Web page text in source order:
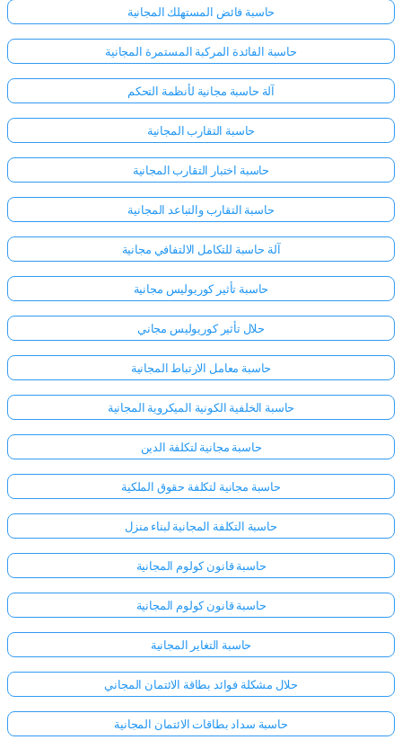
حاسبة فائض المستهلك المجانية
حاسبة الفائدة المركبة المستمرة المجانية
آلة حاسبة مجانية لأنظمة التحكم
حاسبة التقارب المجانية
حاسبة اختبار التقارب المجانية
حاسبة التقارب والتباعد المجانية
آلة حاسبة للتكامل الالتفافي مجانية
حاسبة تأثير كوريوليس مجانية
حلال تأثير كوريوليس مجاني
حاسبة معامل الارتباط المجانية
حاسبة الخلفية الكونية الميكروية المجانية
حاسبة مجانية لتكلفة الدين
حاسبة مجانية لتكلفة حقوق الملكية
حاسبة التكلفة المجانية لبناء منزل
حاسبة قانون كولوم المجانية
حاسبة قانون كولوم المجانية
حاسبة التغاير المجانية
حلال مشكلة فوائد بطاقة الائتمان المجاني
حاسبة سداد بطاقات الائتمان المجانية